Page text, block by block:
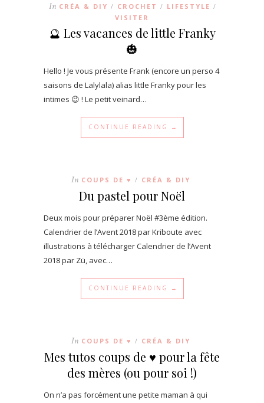
In CRÉA & DIY / CROCHET / LIFESTYLE /
VISITER
🔮 Les vacances de little Franky
🎃
Hello ! Je vous présente Frank (encore un perso 4
saisons de Lalylala) alias little Franky pour les
intimes 😉 ! Le petit veinard…
CONTINUE READING →
In COUPS DE ♥ / CRÉA & DIY
Du pastel pour Noël
Deux mois pour préparer Noël #3ème édition.
Calendrier de l’Avent 2018 par Kriboute avec
illustrations à télécharger Calendrier de l’Avent
2018 par Zü, avec…
CONTINUE READING →
In COUPS DE ♥ / CRÉA & DIY
Mes tutos coups de ♥ pour la fête
des mères (ou pour soi !)
On n’a pas forcément une petite maman à qui